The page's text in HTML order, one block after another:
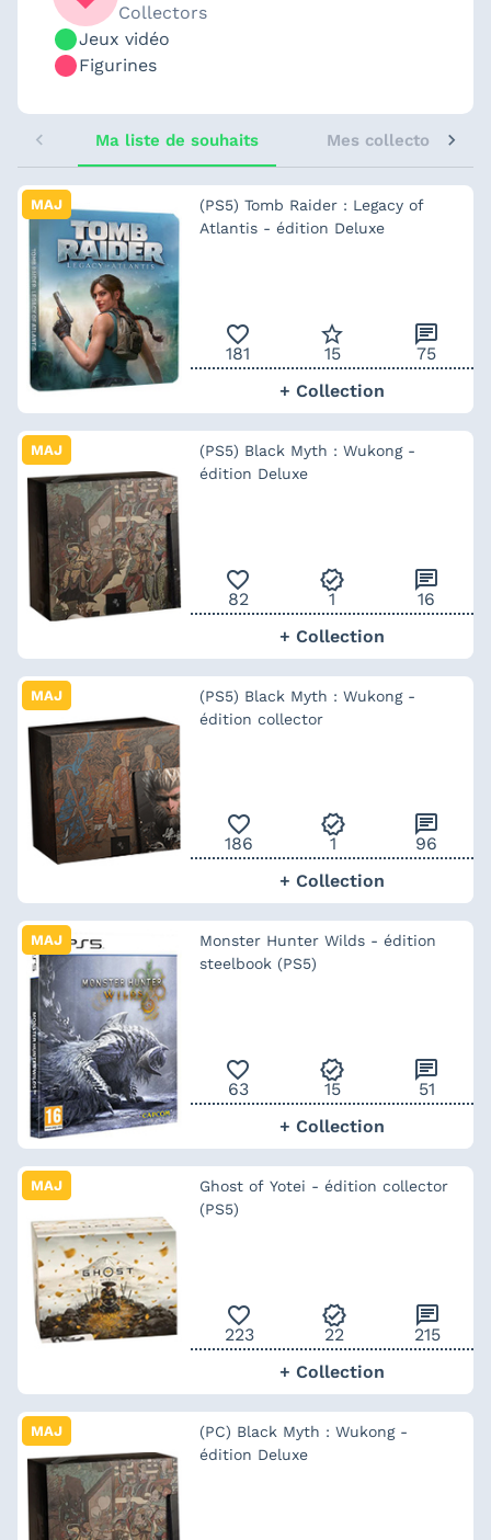
Collectors
Jeux vidéo
Figurines
Ma liste de souhaits Mes collectors
MAJ
(PS5) Tomb Raider : Legacy of
Atlantis - édition Deluxe
favorite_outline
181
star_border
15
chat
75
+ Collection
MAJ
(PS5) Black Myth : Wukong -
édition Deluxe
favorite_outline
82
verified
1
chat
16
+ Collection
MAJ
(PS5) Black Myth : Wukong -
édition collector
favorite_outline
186
verified
1
chat
96
+ Collection
MAJ
Monster Hunter Wilds - édition
steelbook (PS5)
favorite_outline
63
verified
15
chat
51
+ Collection
MAJ
Ghost of Yotei - édition collector
(PS5)
favorite_outline
223
verified
22
chat
215
+ Collection
MAJ
(PC) Black Myth : Wukong -
édition Deluxe